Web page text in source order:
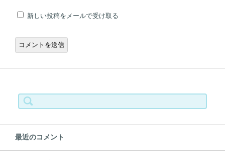
新しい投稿をメールで受け取る
索:
最近のコメント